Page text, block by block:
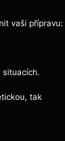
vaši přípravu:
situacích.
tak